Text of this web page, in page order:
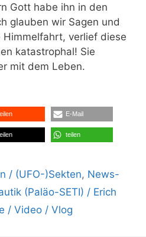
Gott habe ihn in den
glauben wir Sagen und
verlief diese
katastrophal! Sie
mit dem Leben.
E-Mail
teilen
/ (UFO-)Sekten, News-
(Paläo-SETI) / Erich
/ Video / Vlog